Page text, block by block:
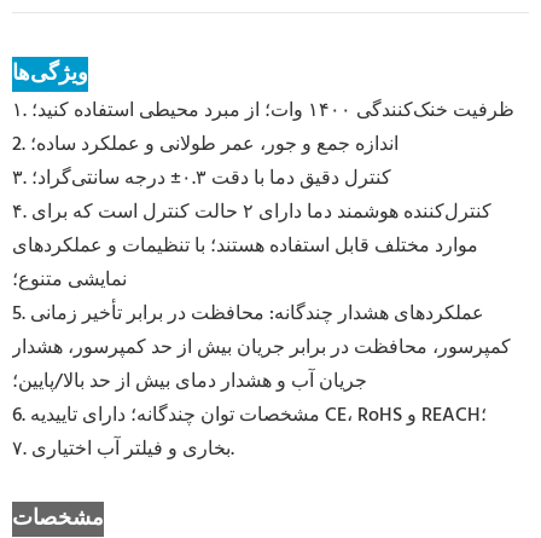
ویژگی‌ها
۱. ظرفیت خنک‌کنندگی ۱۴۰۰ وات؛ از مبرد محیطی استفاده کنید؛
2. اندازه جمع و جور، عمر طولانی و عملکرد ساده؛
۳. کنترل دقیق دما با دقت ۰.۳± درجه سانتی‌گراد؛
۴. کنترل‌کننده هوشمند دما دارای ۲ حالت کنترل است که برای
موارد مختلف قابل استفاده هستند؛ با تنظیمات و عملکردهای
نمایشی متنوع؛
5. عملکردهای هشدار چندگانه: محافظت در برابر تأخیر زمانی
کمپرسور، محافظت در برابر جریان بیش از حد کمپرسور، هشدار
جریان آب و هشدار دمای بیش از حد بالا/پایین؛
6. مشخصات توان چندگانه؛ دارای تاییدیه CE، RoHS و REACH؛
۷. بخاری و فیلتر آب اختیاری.
مشخصات